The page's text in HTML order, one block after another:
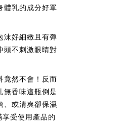
體乳的成分好單
沫好細緻且有彈
頭不刺激眼睛對
竟然不會！反而
無香味這瓶倒是
、或清爽卻保濕
受使用產品的